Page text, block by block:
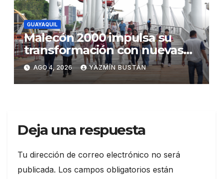
GUAYAQUIL
Malecón 2000 impulsa su
transformación con nuevas
inversiones y una oferta
renovada
AGO 4, 2026 YAZMÍN BUSTÁN
Deja una respuesta
Tu dirección de correo electrónico no será
publicada. Los campos obligatorios están